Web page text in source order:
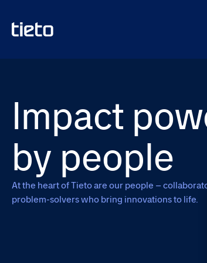
Impact
by people
At the heart of Tieto are our people –
problem-solvers who bring innovations to life.